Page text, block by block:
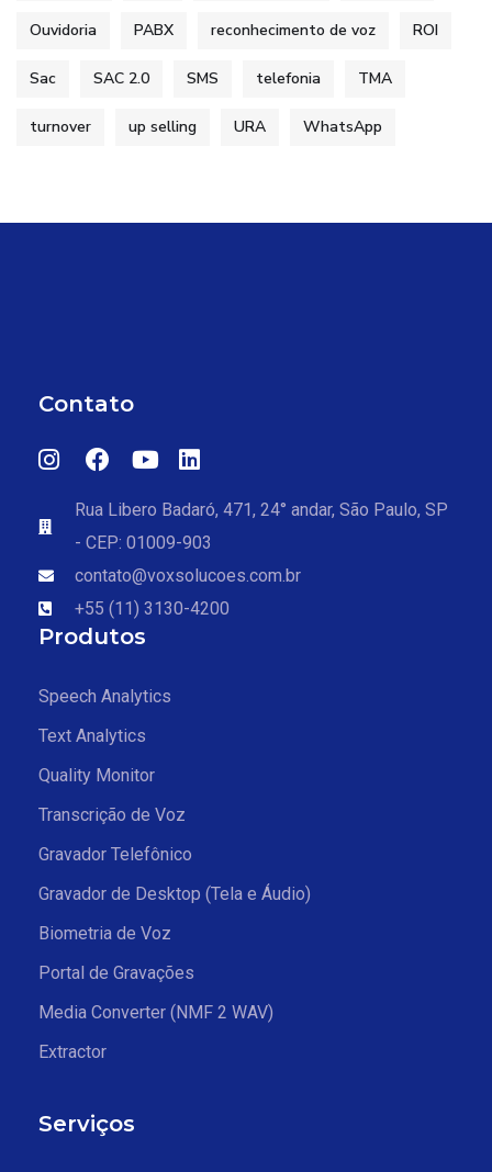
Ouvidoria PABX reconhecimento de voz ROI
Sac SAC 2.0 SMS telefonia TMA
turnover up selling URA WhatsApp
Contato
Rua Libero Badaró, 471, 24° andar, São Paulo, SP
- CEP: 01009-903
contato@voxsolucoes.com.br
+55 (11) 3130-4200
Produtos
Speech Analytics
Text Analytics
Quality Monitor
Transcrição de Voz
Gravador Telefônico
Gravador de Desktop (Tela e Áudio)
Biometria de Voz
Portal de Gravações
Media Converter (NMF 2 WAV)
Extractor
Serviços